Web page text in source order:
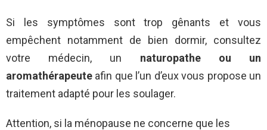
Si les symptômes sont trop gênants et vous
empêchent notamment de bien dormir, consultez
votre médecin, un naturopathe ou un
aromathérapeute afin que l’un d’eux vous propose un
traitement adapté pour les soulager.
Attention, si la ménopause ne concerne que les